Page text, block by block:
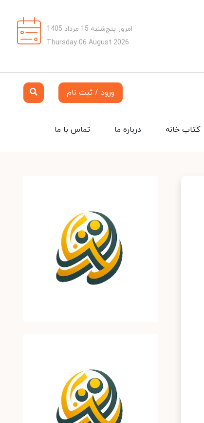
امروز پنج‌شنبه 15 مرداد 1405
Thursday 06 August 2026
ورود / ثبت نام
تماس با ما درباره ما کتاب خانه